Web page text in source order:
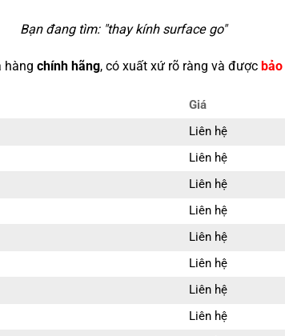
Bạn đang tìm: "thay kính surface go"
hàng chính hãng, có xuất xứ rõ ràng và được
Giá
Liên hệ
Liên hệ
Liên hệ
Liên hệ
Liên hệ
Liên hệ
Liên hệ
Liên hệ